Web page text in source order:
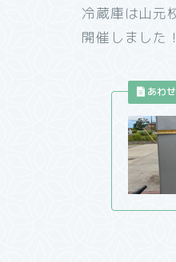
冷蔵庫は山元
開催しました